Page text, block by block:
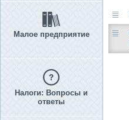
Малое предприятие
Налоги: Вопросы и
ответы